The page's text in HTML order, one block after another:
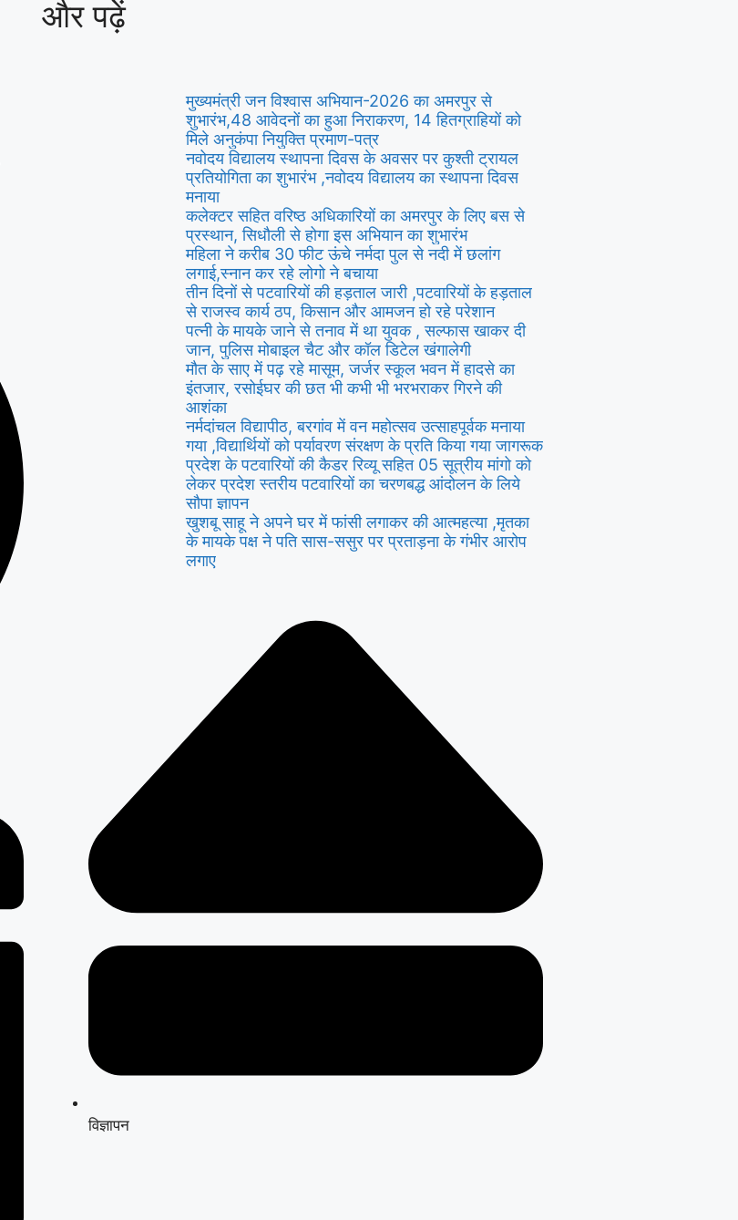
और पढ़ें
मुख्यमंत्री जन विश्वास अभियान-2026 का अमरपुर से
शुभारंभ,48 आवेदनों का हुआ निराकरण, 14 हितग्राहियों को
मिले अनुकंपा नियुक्ति प्रमाण-पत्र
नवोदय विद्यालय स्थापना दिवस के अवसर पर कुश्ती ट्रायल
प्रतियोगिता का शुभारंभ ,नवोदय विद्यालय का स्थापना दिवस
मनाया
कलेक्टर सहित वरिष्ठ अधिकारियों का अमरपुर के लिए बस से
प्रस्थान, सिधौली से होगा इस अभियान का शुभारंभ
महिला ने करीब 30 फीट ऊंचे नर्मदा पुल से नदी में छलांग
लगाई,स्नान कर रहे लोगो ने बचाया
तीन दिनों से पटवारियों की हड़ताल जारी ,पटवारियों के हड़ताल
से राजस्व कार्य ठप, किसान और आमजन हो रहे परेशान
पत्नी के मायके जाने से तनाव में था युवक , सल्फास खाकर दी
जान, पुलिस मोबाइल चैट और कॉल डिटेल खंगालेगी
मौत के साए में पढ़ रहे मासूम, जर्जर स्कूल भवन में हादसे का
इंतजार, रसोईघर की छत भी कभी भी भरभराकर गिरने की
आशंका
नर्मदांचल विद्यापीठ, बरगांव में वन महोत्सव उत्साहपूर्वक मनाया
गया ,विद्यार्थियों को पर्यावरण संरक्षण के प्रति किया गया जागरूक
प्रदेश के पटवारियों की कैडर रिव्यू सहित 05 सूत्रीय मांगो को
लेकर प्रदेश स्तरीय पटवारियों का चरणबद्ध आंदोलन के लिये
सौपा ज्ञापन
खुशबू साहू ने अपने घर में फांसी लगाकर की आत्महत्या ,मृतका
के मायके पक्ष ने पति सास-ससुर पर प्रताड़ना के गंभीर आरोप
लगाए
विज्ञापन